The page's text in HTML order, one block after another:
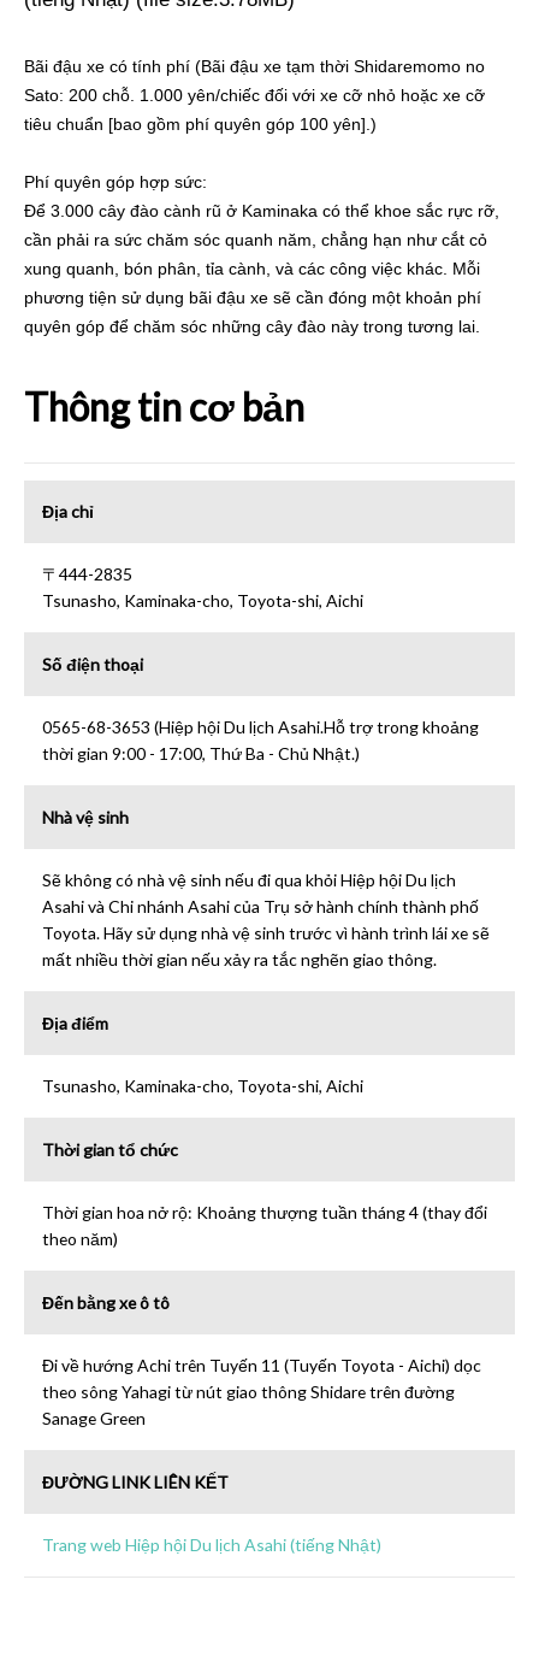
Bãi đậu xe có tính phí (Bãi đậu xe tạm thời Shidaremomo no
Sato: 200 chỗ. 1.000 yên/chiếc đối với xe cỡ nhỏ hoặc xe cỡ
tiêu chuẩn [bao gồm phí quyên góp 100 yên].)
Phí quyên góp hợp sức:
Để 3.000 cây đào cành rũ ở Kaminaka có thể khoe sắc rực rỡ,
cần phải ra sức chăm sóc quanh năm, chẳng hạn như cắt cỏ
xung quanh, bón phân, tỉa cành, và các công việc khác. Mỗi
phương tiện sử dụng bãi đậu xe sẽ cần đóng một khoản phí
quyên góp để chăm sóc những cây đào này trong tương lai.
Thông tin cơ bản
Địa chỉ
〒444-2835
Tsunasho, Kaminaka-cho, Toyota-shi, Aichi
Số điện thoại
0565-68-3653 (Hiệp hội Du lịch Asahi.Hỗ trợ trong khoảng
thời gian 9:00 - 17:00, Thứ Ba - Chủ Nhật.)
Nhà vệ sinh
Sẽ không có nhà vệ sinh nếu đi qua khỏi Hiệp hội Du lịch
Asahi và Chi nhánh Asahi của Trụ sở hành chính thành phố
Toyota. Hãy sử dụng nhà vệ sinh trước vì hành trình lái xe sẽ
mất nhiều thời gian nếu xảy ra tắc nghẽn giao thông.
Địa điểm
Tsunasho, Kaminaka-cho, Toyota-shi, Aichi
Thời gian tổ chức
Thời gian hoa nở rộ: Khoảng thượng tuần tháng 4 (thay đổi
theo năm)
Đến bằng xe ô tô
Đi về hướng Achi trên Tuyến 11 (Tuyến Toyota - Aichi) dọc
theo sông Yahagi từ nút giao thông Shidare trên đường
Sanage Green
ĐƯỜNG LINK LIÊN KẾT
Trang web Hiệp hội Du lịch Asahi (tiếng Nhật)